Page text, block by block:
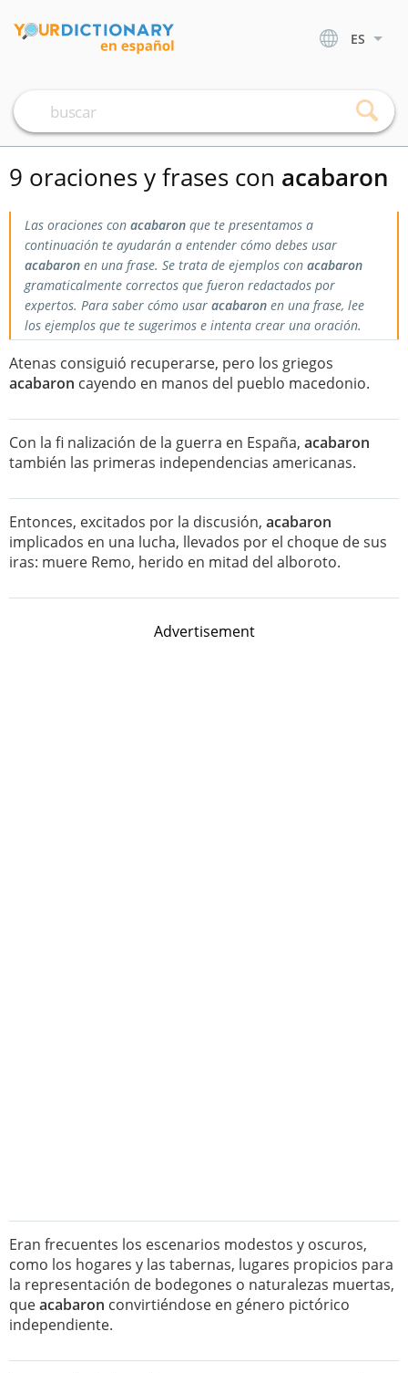
ES
9 oraciones y frases con acabaron
Las oraciones con acabaron que te presentamos a
continuación te ayudarán a entender cómo debes usar
acabaron en una frase. Se trata de ejemplos con acabaron
gramaticalmente correctos que fueron redactados por
expertos. Para saber cómo usar acabaron en una frase, lee
los ejemplos que te sugerimos e intenta crear una oración.
Atenas consiguió recuperarse, pero los griegos
acabaron cayendo en manos del pueblo macedonio.
Con la fi nalización de la guerra en España, acabaron
también las primeras independencias americanas.
Entonces, excitados por la discusión, acabaron
implicados en una lucha, llevados por el choque de sus
iras: muere Remo, herido en mitad del alboroto.
Advertisement
Eran frecuentes los escenarios modestos y oscuros,
como los hogares y las tabernas, lugares propicios para
la representación de bodegones o naturalezas muertas,
queacabaron convirtiéndose en género pictórico
independiente.